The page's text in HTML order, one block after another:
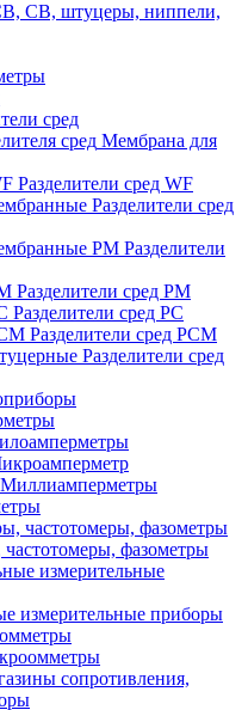
СВ, штуцеры, ниппели,
сред
Мембрана для
Разделители сред WF
Разделители сред
Разделители
Разделители сред РМ
Разделители сред РС
Разделители сред РСМ
Разделители сред
Миллиамперметры
фазометры
измерительные приборы